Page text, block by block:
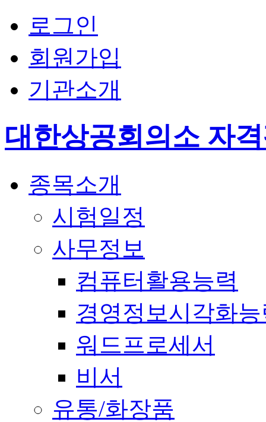
로그인
회원가입
기관소개
대한상공회의소 자
종목소개
시험일정
사무정보
컴퓨터활용능력
경영정보시각화
워드프로세서
비서
유통/화장품